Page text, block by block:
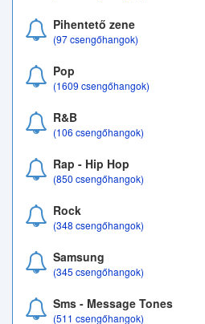
Pihentető zene
(97 csengőhangok)
Pop
(1609 csengőhangok)
R&B
(106 csengőhangok)
Rap - Hip Hop
(850 csengőhangok)
Rock
(348 csengőhangok)
Samsung
(345 csengőhangok)
Sms - Message Tones
(511 csengőhangok)